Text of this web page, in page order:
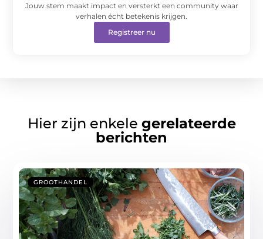
Jouw stem maakt impact en versterkt een community waar
verhalen écht betekenis krijgen.
Registreer nu
Hier zijn enkele gerelateerde
berichten
GROOTHANDEL